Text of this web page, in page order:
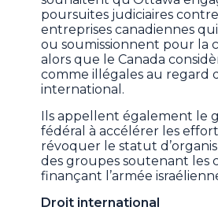
poursuites judiciaires
entreprises canadiennes
ou soumissionnent pour la
alors que le Canada
comme illégales au regard
international.
Ils appellent également le
fédéral à accélérer les
révoquer le statut
des groupes soutenant les
finançant l’armée
Droit international